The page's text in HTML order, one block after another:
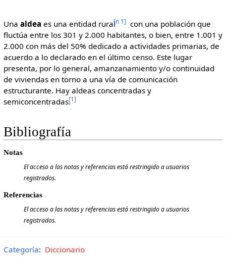
Una aldea es una entidad rural[n 1 ] con una población que
fluctúa entre los 301 y 2.000 habitantes, o bien, entre 1.001 y
2.000 con más del 50% dedicado a actividades primarias, de
acuerdo a lo declarado en el último censo. Este lugar
presenta, por lo general, amanzanamiento y/o continuidad
de viviendas en torno a una vía de comunicación
estructurante. Hay aldeas concentradas y
semiconcentradas.
[1 ]
Bibliografía
Notas
El acceso a las notas y referencias está restringido a usuarios
registrados.
Referencias
El acceso a las notas y referencias está restringido a usuarios
registrados.
Categoría: Diccionario